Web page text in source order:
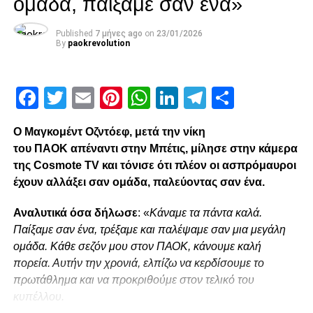
όσα είχαν υποστηρίξει στην Πειθαρχική Επιτροπή της
Super League. Ότι δηλαδή η διοίκηση του “τριφυλλιού”
έκανε τ’ αδύνατα δυνατά για να αποφευχθούν τα επεισόδια
στην Αστυνομία και στον Βαγγέλη Μαρινάκη για την εκτός
σχεδίου απόφασή του να καθίσει στον πάγκο του
ADVERTISEMENT
Τον Γιάννη Κάρμη συνόδευσε ο Γιάννη Ηρειώτης, ο
οποίος τόνισε μεταξύ άλλων ότι “ο κ.Περέιρα περπατούσε
μάγκικα με το χέρι στην τσέπη λες και έκανε βόλτα στα
Καμίνια” και πως προκάλεσε.
Published 7 μήνες ago on 23/01/2026
By paokrevolution
Facebook
Twitter
EmailPinterest
WhatsApp
LinkedIn
Telegram
Ο Μαγκομέντ Οζντόεφ, μετά την νίκη
του ΠΑΟΚ απέναντι στην Μπέτις, μίλησε στην κάμερα
της Cosmote TV και τόνισε ότι πλέον οι ασπρόμαυροι
έχουν αλλάξει σαν ομάδα, παλεύοντας σαν ένα.
Αναλυτικά όσα δήλωσε: «Κάναμε τα πάντα καλά.
Παίξαμε σαν ένα, τρέξαμε και παλέψαμε σαν μια μεγάλη
ομάδα. Κάθε σεζόν μου στον ΠΑΟΚ, κάνουμε καλή
πορεία. Αυτήν την χρονιά, ελπίζω να κερδίσουμε το
πρωτάθλημα και να προκριθούμε στον τελικό του
κυπέλλου.